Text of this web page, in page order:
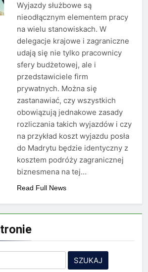
Co to jest zespół
rozproszony?
2 Lata Ago
Przewodnik po odliczaniu
VAT od paliwa: pełne,
częściowe i minimalne
odliczenia
2 Lata Ago
Kserokopiarki Konica
Minolta – kiedy wybrać
kolorowe, a kiedy czarno-
białe?
2 Lata Ago
Na czym polega
rozliczanie podatku?
Wyjazdy służbowe są
nieodłącznym elementem pracy
na wielu stanowiskach. W
delegacje krajowe i zagraniczne
udają się nie tylko pracownicy
sfery budżetowej, ale i
przedstawiciele firm
prywatnych. Można się
zastanawiać, czy wszystkich
obowiązują jednakowe zasady
rozliczania takich wyjazdów i czy
na przykład koszt wyjazdu posła
do Madrytu będzie identyczny z
kosztem podróży zagranicznej
biznesmena na tej…
Read Full News